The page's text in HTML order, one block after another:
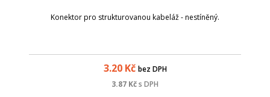
Konektor pro strukturovanou kabeláž - nestíněný.
3.20Kč bez DPH
3.87 Kčs DPH